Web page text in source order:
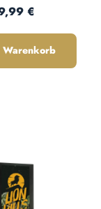
von 4.98 von 5
Preis:
€
Warenkorb